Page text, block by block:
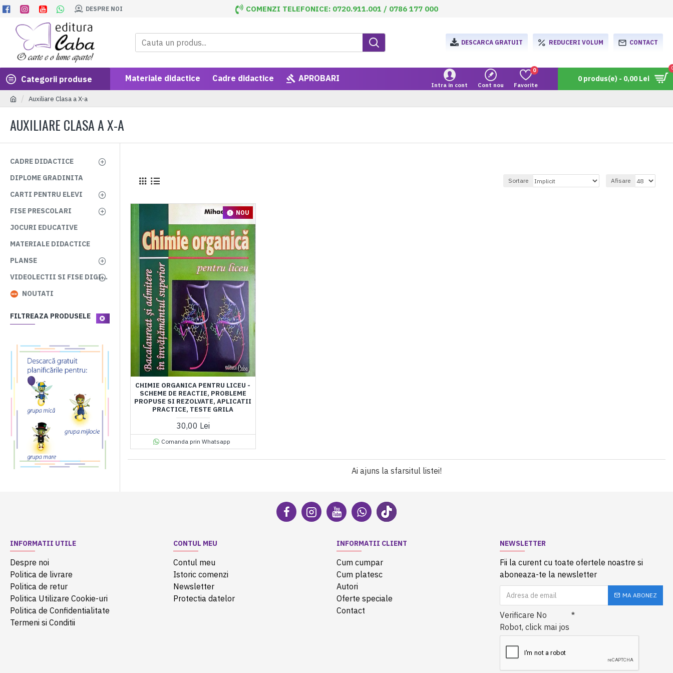
DESPRE NOI COMENZI TELEFONICE: 0720.911.001 / 0786 177 000
DESCARCA GRATUIT REDUCERI VOLUM CONTACT
Categorii produse Materiale didactice Cadre didactice APROBARI
Intra in cont Cont nou Favorite
0
0 produs(e) - 0,00 Lei
Auxiliare Clasa a X-a
AUXILIARE CLASA A X-A
CADRE DIDACTICE
DIPLOME GRADINITA
CARTI PENTRU ELEVI
FISE PRESCOLARI
JOCURI EDUCATIVE
MATERIALE DIDACTICE
PLANSE
VIDEOLECTII SI FISE DIGITALE
NOUTATI
FILTREAZA PRODUSELE
Sortare Afisare
NOU
CHIMIE ORGANICA PENTRU LICEU -
SCHEME DE REACTIE, PROBLEME
PROPUSE SI REZOLVATE, APLICATII
PRACTICE, TESTE GRILA
30,00 Lei
Comanda prin Whatsapp
Ai ajuns la sfarsitul listei!
INFORMATII UTILE
Despre noi
Politica de livrare
Politica de retur
Politica Utilizare Cookie-uri
Politica de Confidentialitate
Termeni si Conditii
CONTUL MEU
Contul meu
Istoric comenzi
Newsletter
Protectia datelor
INFORMATII CLIENT
Cum cumpar
Cum platesc
Autori
Oferte speciale
Contact
NEWSLETTER
Fii la curent cu toate ofertele noastre si
aboneaza-te la newsletter
MA ABONEZ
Verificare No
Robot, click mai jos